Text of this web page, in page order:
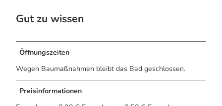
Gut zu wissen
Öffnungszeiten
Wegen Baumaßnahmen bleibt das Bad geschlossen.
Preisinformationen